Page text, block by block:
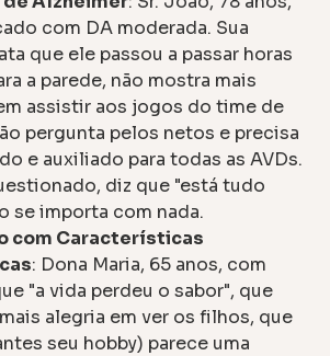
com DA moderada. Sua
que ele passou a passar horas
a parede, não mostra mais
assistir aos jogos do time de
pergunta pelos netos e precisa
e auxiliado para todas as AVDs.
diz que "está tudo
se importa com nada.
com Características
: Dona Maria, 65 anos, com
"a vida perdeu o sabor", que
alegria em ver os filhos, que
seu hobby) parece uma